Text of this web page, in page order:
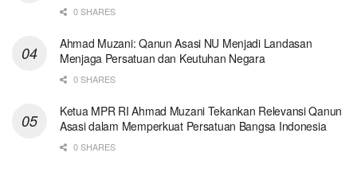
0 SHARES
Ahmad Muzani: Qanun Asasi NU Menjadi Landasan
Menjaga Persatuan dan Keutuhan Negara
0 SHARES
Ketua MPR RI Ahmad Muzani Tekankan Relevansi Qanun
Asasi dalam Memperkuat Persatuan Bangsa Indonesia
0 SHARES